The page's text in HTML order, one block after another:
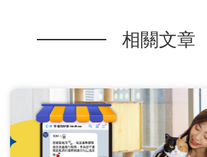
相關文章